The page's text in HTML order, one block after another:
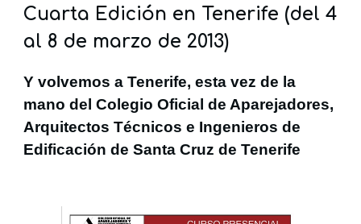
Cuarta Edición en Tenerife (del 4
al 8 de marzo de 2013)
Y volvemos a Tenerife, esta vez de la
mano del Colegio Oficial de Aparejadores,
Arquitectos Técnicos e Ingenieros de
Edificación de Santa Cruz de Tenerife